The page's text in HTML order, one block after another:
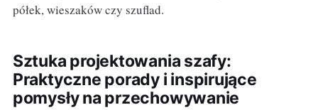
półek, wieszaków czy szuflad.
Sztuka projektowania szafy:
Praktyczne porady i inspirujące
pomysły na przechowywanie